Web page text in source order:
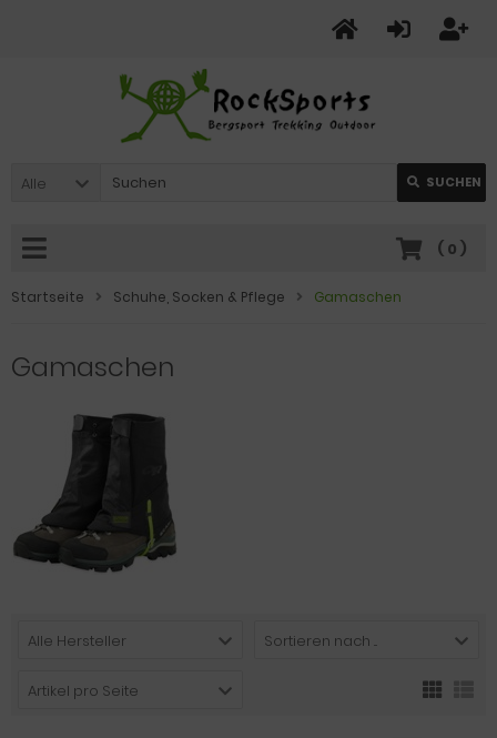
Alle SUCHEN
( 0 )
Startseite Schuhe, Socken & Pflege Gamaschen
Gamaschen
Alle Hersteller Sortieren nach ...
Artikel pro Seite